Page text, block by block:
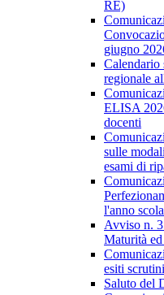
RE)
giugno
Calendario
regionale
ELISA
docenti
sulle
esami di
l'anno
Avviso n.
Maturità
esiti
Saluto del